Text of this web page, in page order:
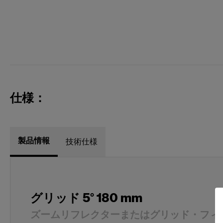
仕様：
製品情報 技術仕様
グリッド 5° 180 mm
ズームリフレクターまたはグリッド・フ